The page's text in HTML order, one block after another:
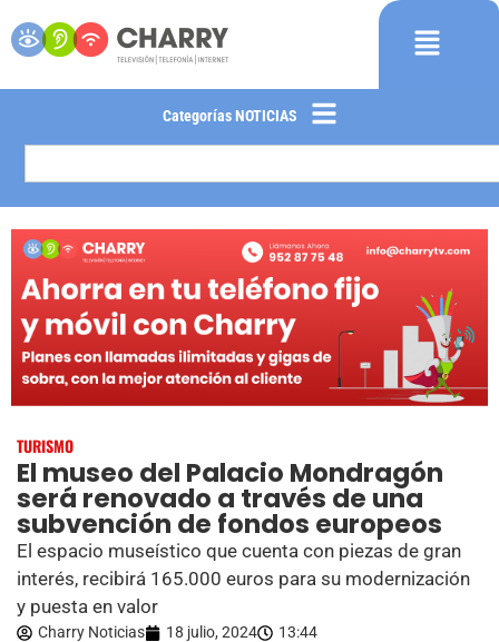
Categorías NOTICIAS
TURISMO
El museo del Palacio Mondragón
será renovado a través de una
subvención de fondos europeos
El espacio museístico que cuenta con piezas de gran
interés, recibirá 165.000 euros para su modernización
y puesta en valor
Charry Noticias 18 julio, 2024 13:44